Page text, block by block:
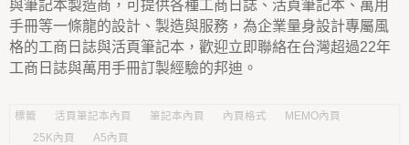
與筆記本製造商，可提供各種工商日誌、活頁筆記本、萬用
手冊等一條龍的設計、製造與服務，為企業量身設計專屬風
格的工商日誌與活頁筆記本，歡迎立即聯絡在台灣超過22年
工商日誌與萬用手冊訂製經驗的邦迪。
標籤 活頁筆記本內頁 筆記本內頁 內頁格式
MEMO內頁
25K內頁
A5內頁